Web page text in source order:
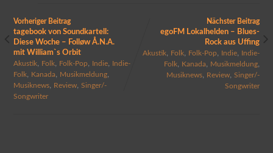
Vorheriger Beitrag
tagebook von Soundkartell:
Diese Woche – Folløw Å.N.A.
mit William`s Orbit
Akustik, Folk, Folk-Pop Indie,
Indie-
Folk, Kanada Musikmeldung,
Musiknews, Review, Singer/-
Songwriter
Nächster Beitrag
egoFM Lokalhelden – Blues-
Rock aus Uffing
Akustik Folk Folk-Pop Indie
Indie-
Folk
Kanada Musikmeldung
Musiknews Review ,Singer/-
Songwriter